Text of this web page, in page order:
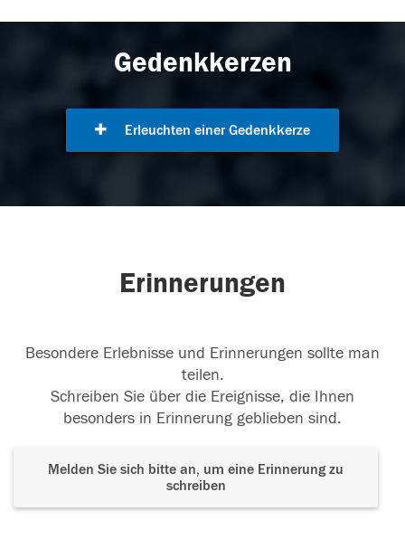
Gedenkkerzen
Erleuchten einer Gedenkkerze
Erinnerungen
Besondere Erlebnisse und Erinnerungen sollte man
teilen.
Schreiben Sie über die Ereignisse, die Ihnen
besonders in Erinnerung geblieben sind.
Melden Sie sich bitte an, um eine Erinnerung zu
schreiben